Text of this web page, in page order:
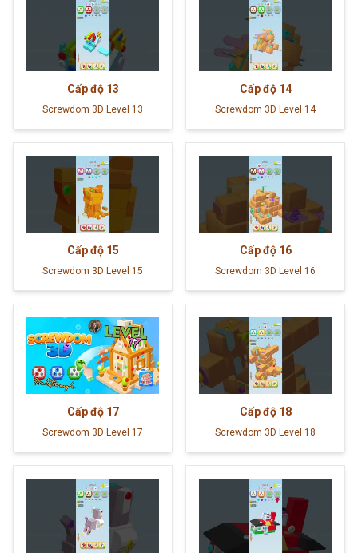
Cấp độ 13
Screwdom 3D Level 13
Cấp độ 14
Screwdom 3D Level 14
Cấp độ 15
Screwdom 3D Level 15
Cấp độ 16
Screwdom 3D Level 16
Cấp độ 17
Screwdom 3D Level 17
Cấp độ 18
Screwdom 3D Level 18